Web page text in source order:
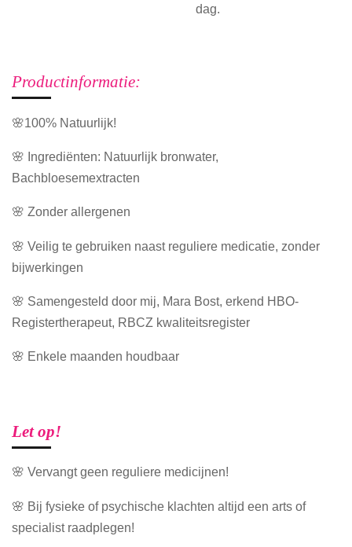
dag.
Productinformatie:
🌸100% Natuurlijk!
🌸 Ingrediënten: Natuurlijk bronwater,
Bachbloesemextracten
🌸 Zonder allergenen
🌸 Veilig te gebruiken naast reguliere medicatie, zonder
bijwerkingen
🌸 Samengesteld door mij, Mara Bost, erkend HBO-
Registertherapeut, RBCZ kwaliteitsregister
🌸 Enkele maanden houdbaar
Let op!
🌸 Vervangt geen reguliere medicijnen!
🌸 Bij fysieke of psychische klachten altijd een arts of
specialist raadplegen!